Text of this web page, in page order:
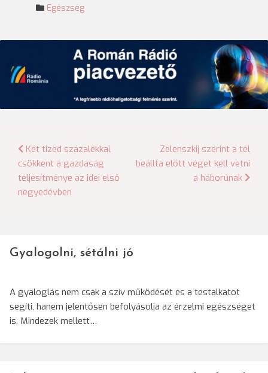
Egészség
Bejegyzés
navigáció
Két tized százalékkal
csökkent a gazdaság
teljesítménye az idei első
negyedévben
Zelenszkij szerint a tél
beállta előtt véget kell vetni
a háborúnak
Gyalogolni, sétálni jó
A gyaloglás nem csak a szív működését és a testalkatot
segíti, hanem jelentősen befolyásolja az érzelmi egészséget
is. Mindezek mellett…